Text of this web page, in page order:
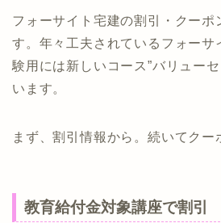
フォーサイト宅建の割引・クーポ
す。年々工夫されているフォーサ
験用には新しいコース”バリュー
います。
まず、割引情報から。続いてクー
教育給付金対象講座で割引